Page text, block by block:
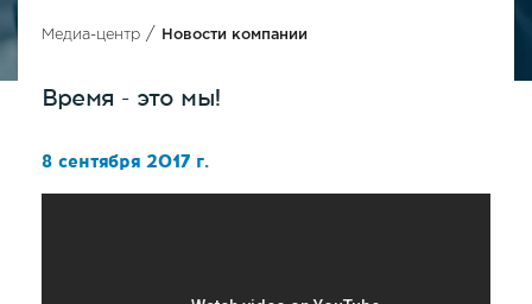
Медиа-центр / Новости компании
Время - это мы!
8 сентября 2017 г.